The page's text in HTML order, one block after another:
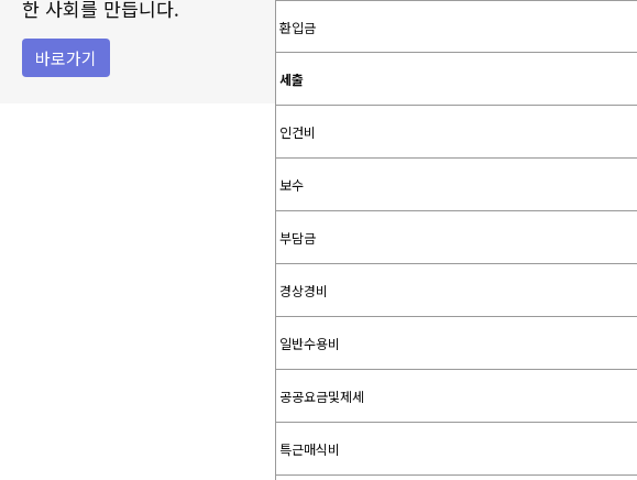
한 사회를 만듭니다.
바로가기
환입금
세출
인건비
보수
부담금
경상경비
일반수용비
공공요금및제세
특근매식비